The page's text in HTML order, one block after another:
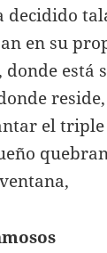
decidido
en su
está
el